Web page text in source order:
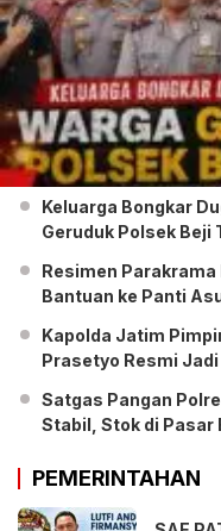
Keluarga Bongkar
Geruduk Polsek Beji
Resimen
Bantuan ke Panti
Kapolda Jatim
Prasetyo Resmi
Satgas Pangan
Stabil, Stok di Pasar
PEMERINTAHAN